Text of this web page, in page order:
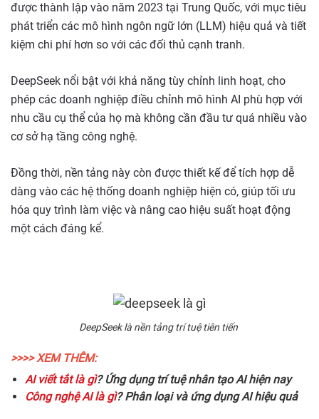
được thành lập vào năm 2023 tại Trung Quốc, với mục tiêu
phát triển các mô hình ngôn ngữ lớn (LLM) hiệu quả và tiết
kiệm chi phí hơn so với các đối thủ cạnh tranh.
DeepSeek nổi bật với khả năng tùy chỉnh linh hoạt, cho
phép các doanh nghiệp điều chỉnh mô hình AI phù hợp với
nhu cầu cụ thể của họ mà không cần đầu tư quá nhiều vào
cơ sở hạ tầng công nghệ.
Đồng thời, nền tảng này còn được thiết kế để tích hợp dễ
dàng vào các hệ thống doanh nghiệp hiện có, giúp tối ưu
hóa quy trình làm việc và nâng cao hiệu suất hoạt động
một cách đáng kể.
DeepSeek là nền tảng trí tuệ tiên tiến
>>>> XEM THÊM:
AI viết tắt là gì? Ứng dụng trí tuệ nhân tạo AI hiện nay
Công nghệ AI là gì? Phân loại và ứng dụng AI hiệu quả